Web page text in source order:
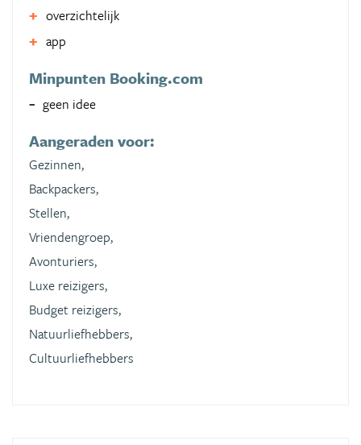
overzichtelijk
app
Minpunten Booking.com
geen idee
Aangeraden voor:
Gezinnen,
Backpackers,
Stellen,
Vriendengroep,
Avonturiers,
Luxe reizigers,
Budget reizigers,
Natuurliefhebbers,
Cultuurliefhebbers